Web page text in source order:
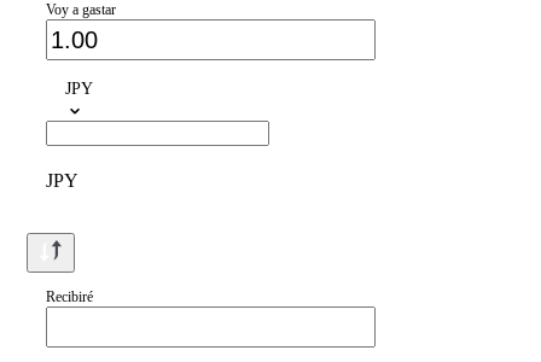
Voy a gastar
JPY
JPY
Recibiré